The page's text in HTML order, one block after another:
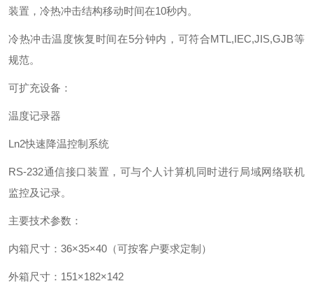
装置，冷热冲击结构移动时间在10秒内。
冷热冲击温度恢复时间在5分钟内，可符合MTL,IEC,JIS,GJB等
规范。
可扩充设备：
温度记录器
Ln2快速降温控制系统
RS-232通信接口装置，可与个人计算机同时进行局域网络联机
监控及记录。
主要技术参数：
内箱尺寸：36×35×40（可按客户要求定制）
外箱尺寸：151×182×142